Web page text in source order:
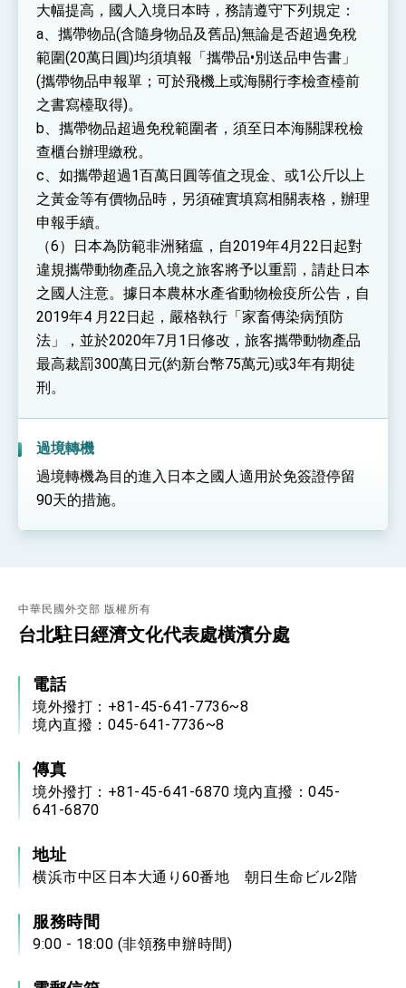
大幅提高，國人入境日本時，務請遵守下列規定：
a、攜帶物品(含隨身物品及舊品)無論是否超過免稅
範圍(20萬日圓)均須填報「攜帶品•別送品申告書」
(攜帶物品申報單；可於飛機上或海關行李檢查檯前
之書寫檯取得)。
b、攜帶物品超過免稅範圍者，須至日本海關課稅檢
查櫃台辦理繳稅。
c、如攜帶超過1百萬日圓等值之現金、或1公斤以上
之黃金等有價物品時，另須確實填寫相關表格，辦理
申報手續。
（6）日本為防範非洲豬瘟，自2019年4月22日起對
違規攜帶動物產品入境之旅客將予以重罰，請赴日本
之國人注意。據日本農林水產省動物檢疫所公告，自
2019年4 月22日起，嚴格執行「家畜傳染病預防
法」，並於2020年7月1日修改，旅客攜帶動物產品
最高裁罰300萬日元(約新台幣75萬元)或3年有期徒
刑。
過境轉機
過境轉機為目的進入日本之國人適用於免簽證停留
90天的措施。
中華民國外交部 版權所有
台北駐日經濟文化代表處橫濱分處
電話
境外撥打：+81-45-641-7736~8
境內直撥：045-641-7736~8
傳真
境外撥打：+81-45-641-6870 境內直撥：045-
641-6870
地址
横浜市中区日本大通り60番地 朝日生命ビル2階
服務時間
9:00 - 18:00 (非領務申辦時間)